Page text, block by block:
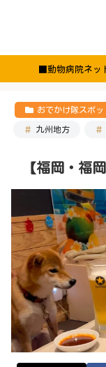
■動物病院ネッ
おでかけ隊スポッ
九州地方
【福岡・福